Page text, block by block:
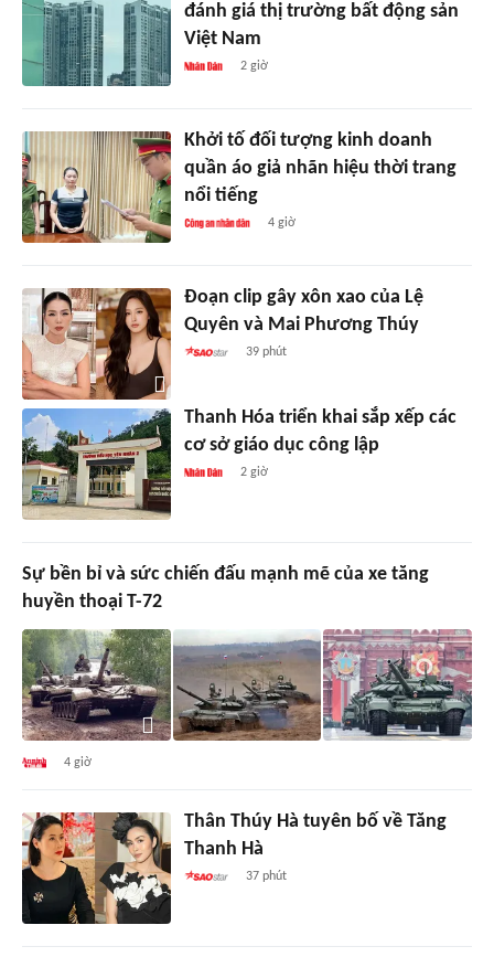
đánh giá thị trường bất động sản
Việt Nam
2 giờ
Khởi tố đối tượng kinh doanh
quần áo giả nhãn hiệu thời trang
nổi tiếng
4 giờ
Đoạn clip gây xôn xao của Lệ
Quyên và Mai Phương Thúy
39 phút
Thanh Hóa triển khai sắp xếp các
cơ sở giáo dục công lập
2 giờ
Sự bền bỉ và sức chiến đấu mạnh mẽ của xe tăng
huyền thoại T-72
4 giờ
Thân Thúy Hà tuyên bố về Tăng
Thanh Hà
37 phút